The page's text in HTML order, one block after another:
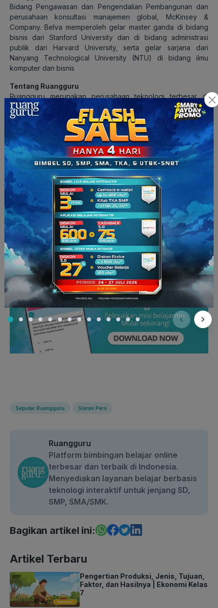
Bidang Pengawasan dan Pengendalian Pembangunan dan
perusahaan konsultasi manajemen global, McKinsey &
Company. Belva memperoleh gelar master ganda di bidang
bisnis dari Stanford University dan di bidang administrasi
publik dari Harvard University, serta gelar sarjana dari
Nanyang Technological University (NTU) di bidang ilmu
komputer dan bisnis
Tentang Ruangguru
Ruangguru merupakan perusahaan teknologi terbesar di
Indonesia yang berfokus pada layanan pendidikan. Saat ini
Ruangguru memiliki lebih dari 15 juta pengguna terdaftar.
Perusahaan ini didirikan sejak tahun 2014 oleh Belva Devara
dan Iman Usman, yang keduanya berhasil masuk dalam
jajaran pengusaha sukses di bawah 30 tahun melalui Forbes
30 under 30 untuk teknologi konsumen di Asia. Salah satu
produk unggulan Ruangguru yaitu ruangbelajar menawarkan
video belajar beranimasi, latihan soal, dan rangkuman
berbentuk infografis serta try out persiapan ujian. Ruangguru
saat ini memiliki 4.000 pegawai dan memberikan akses
kepada lebih dari 300.000 guru privat. Ruangguru telah
dipercaya oleh 32 (dari 34) pemerintah provinsi dan lebih
dari 326 pemerintah kota dan kabupaten di Indonesia.
Ruangguru juga menjadi salah satu aplikasi terpopuler di
Indonesia Google Play User’s Choice Award 2018.
Seputar Ruangguru Siaran Pers
Ruangguru
Platform bimbingan belajar online
terbesar dan terbaik di Indonesia.
Menyediakan layanan belajar berbasis
teknologi interaktif untuk jenjang SD,
SMP, SMA/SMK.
Bagikan artikel ini:
Artikel Terbaru
Pengertian Produksi, Jenis, Tujuan,
Faktor, dan Hasilnya | Ekonomi Kelas
7